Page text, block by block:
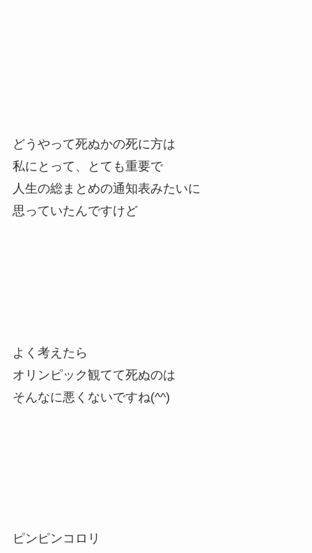
どうやって死ぬかの死に方は
私にとって、とても重要で
人生の総まとめの通知表みたいに
思っていたんですけど
よく考えたら
オリンピック観てて死ぬのは
そんなに悪くないですね(^^)
ピンピンコロリ